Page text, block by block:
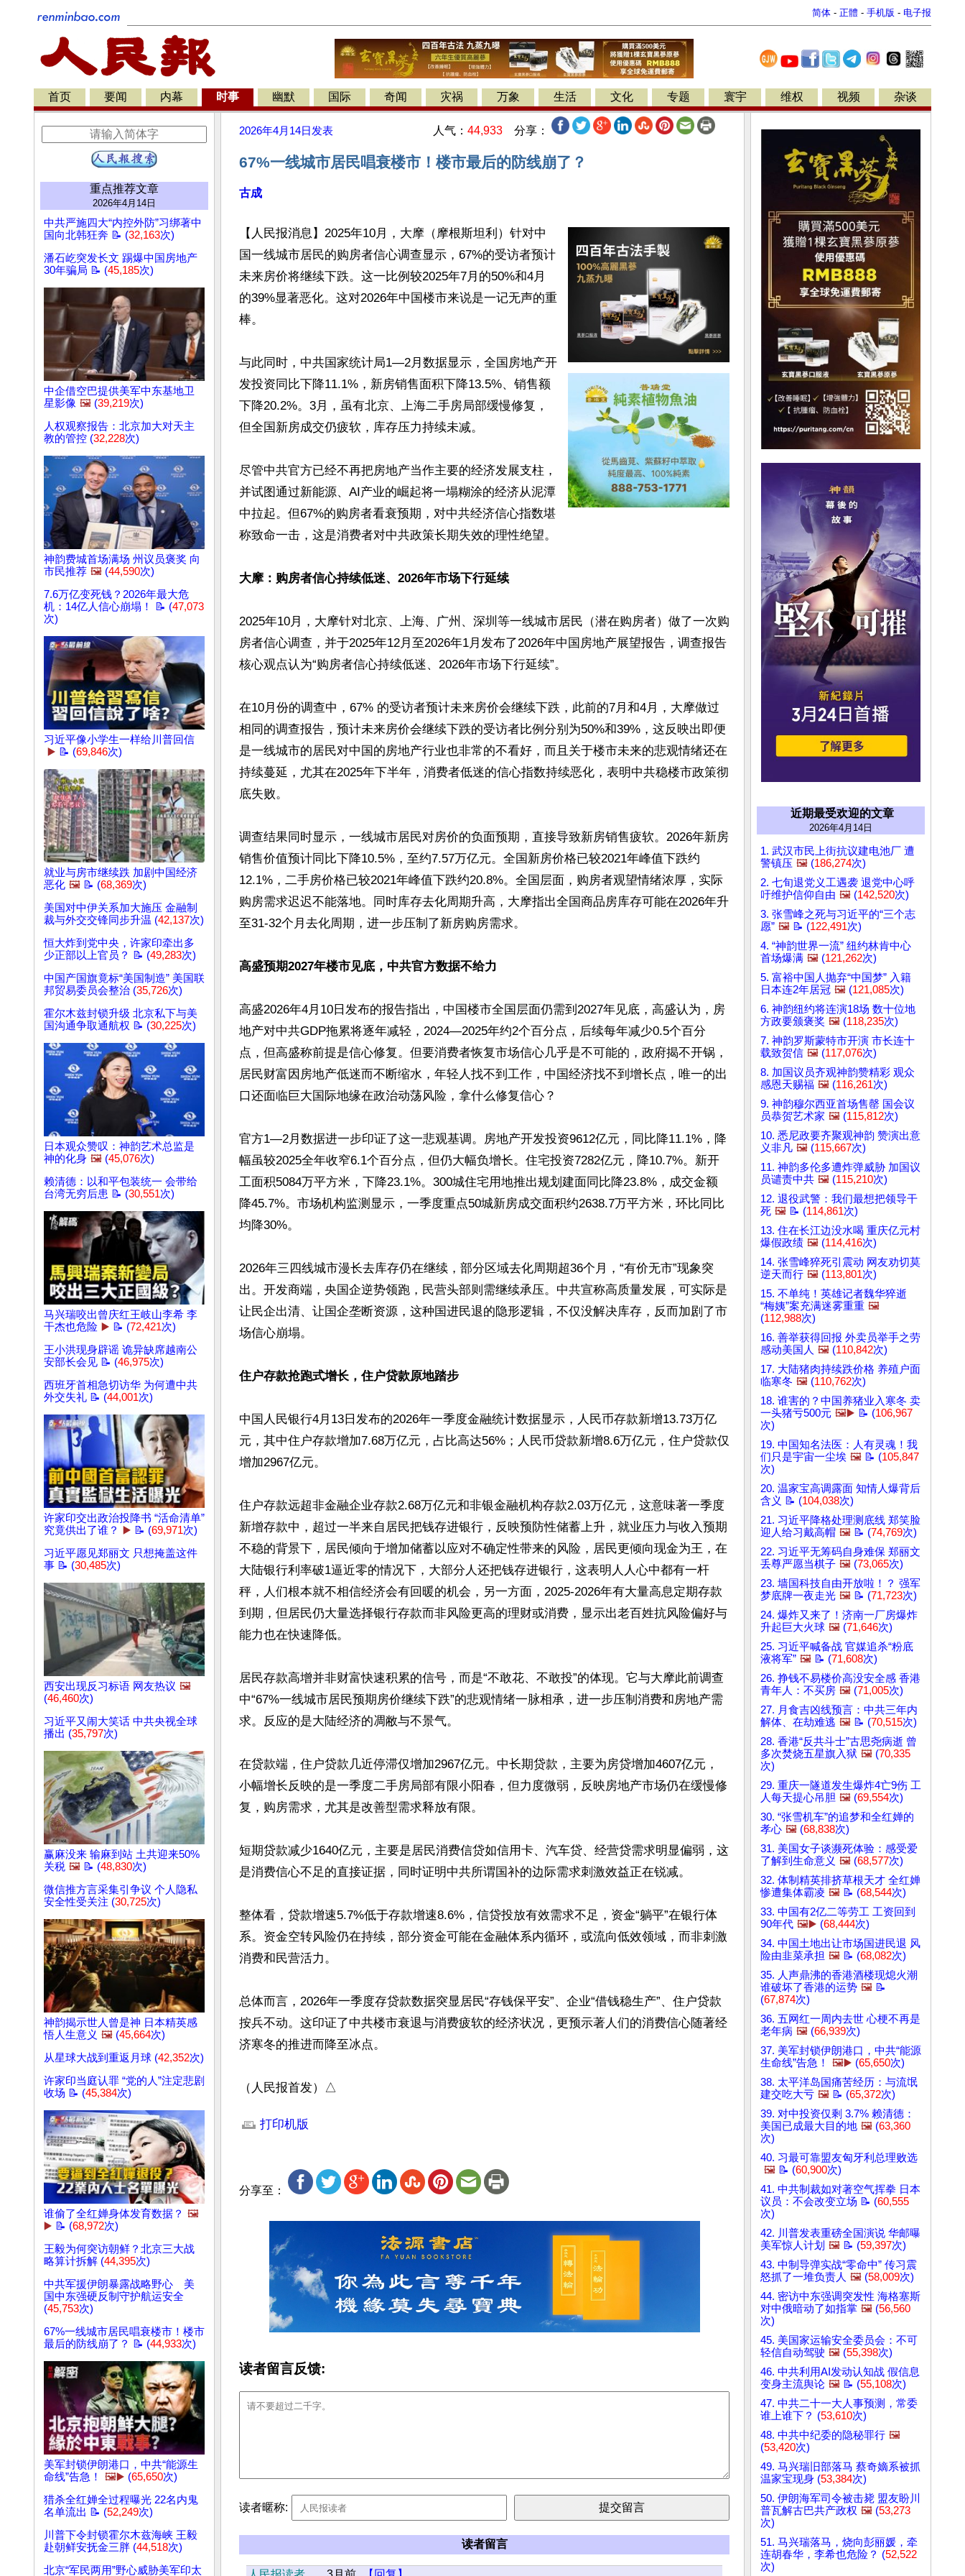
简体 - 正體 - 手机版 - 电子报
首页 要闻 内幕 时事 幽默 国际 奇闻 灾祸 万象 生活 文化 专题 寰宇 维权 视频 杂谈
重点推荐文章
2026年4月14日
中共严施四大“内控外防”习绑著中
国向北韩狂奔 📝 (32,163次)
潘石屹突发长文 踢爆中国房地产
30年骗局 📝 (45,185次)
中企借空巴提供美军中东基地卫
星影像 🖼️ (39,219次)
人权观察报告：北京加大对天主
教的管控 (32,228次)
神韵费城首场满场 州议员褒奖 向
市民推荐 🖼️ (44,590次)
7.6万亿变死钱？2026年最大危
机：14亿人信心崩塌！ 📝 (47,073
次)
习近平像小学生一样给川普回信
▶️ 📝 (69,846次)
就业与房市继续跌 加剧中国经济
恶化 🖼️ 📝 (68,369次)
美国对中伊关系加大施压 金融制
裁与外交交锋同步升温 (42,137次)
恒大炸到党中央，许家印牵出多
少正部以上官员？ 📝 (49,283次)
中国产国旗竟标“美国制造” 美国联
邦贸易委员会整治 (35,726次)
霍尔木兹封锁升级 北京私下与美
国沟通争取通航权 📝 (30,225次)
日本观众赞叹：神韵艺术总监是
神的化身 🖼️ (45,076次)
赖清德：以和平包装统一 会带给
台湾无穷后患 📝 (30,551次)
马兴瑞咬出曾庆红王岐山李希 李
干杰也危险 ▶️ 📝 (72,421次)
王小洪现身辟谣 诡异缺席越南公
安部长会见 📝 (46,975次)
西班牙首相急切访华 为何遭中共
外交失礼 📝 (44,001次)
许家印交出政治投降书 “活命清单”
究竟供出了谁？
▶️ 📝 (69,971次)
习近平愿见郑丽文 只想掩盖这件
事 📝 (30,485次)
西安出现反习标语 网友热议 🖼️
(46,460次)
习近平又闹大笑话 中共央视全球
播出 (35,797次)
赢麻没来 输麻到站 土共迎来50%
关税 🖼️ 📝 (48,830次)
微信推方言采集引争议 个人隐私
安全性受关注 (30,725次)
神韵揭示世人曾是神 日本精英感
悟人生意义 🖼️ (45,664次)
从星球大战到重返月球 (42,352次)
许家印当庭认罪 “党的人”注定悲剧
收场 📝 (45,384次)
谁偷了全红婵身体发育数据？ 🖼️
▶️ 📝 (68,972次)
王毅为何突访朝鲜？北京三大战
略算计拆解 (44,395次)
中共军援伊朗暴露战略野心 美
国中东强硬反制守护航运安全
(45,753次)
67%一线城市居民唱衰楼市！楼市
最后的防线崩了？ 📝 (44,933次)
美军封锁伊朗港口，中共“能源生
命线”告急！
🖼️▶️ (65,650次)
猎杀全红婵全过程曝光 22名内鬼
名单流出 📝 (52,249次)
川普下令封锁霍尔木兹海峡 王毅
赴朝鲜安抚金三胖 (44,518次)
北京“军民两用”野心威胁美军印太
2026年4月14日 发表 人气： 44,933 分享：
67%一线城市居民唱衰楼市！楼市最后的防线崩了？
古成
【人民报消息】2025年10月，大摩（摩根斯坦利）针对中
国一线城市居民的购房者信心调查显示，67%的受访者预计
未来房价将继续下跌。这一比例较2025年7月的50%和4月
的39%显著恶化。这对2026年中国楼市来说是一记无声的重
棒。
与此同时，中共国家统计局1—2月数据显示，全国房地产开
发投资同比下降11.1%，新房销售面积下降13.5%、销售额
下降20.2%。3月，虽有北京、上海二手房局部缓慢修复，
但全国新房成交仍疲软，库存压力持续未减。
尽管中共官方已经不再把房地产当作主要的经济发展支柱，
并试图通过新能源、AI产业的崛起将一塌糊涂的经济从泥潭
中拉起。但67%的购房者看衰预期，对中共经济信心指数堪
称致命一击，这是消费者对中共政策长期失效的理性绝望。
大摩：购房者信心持续低迷、2026年市场下行延续
2025年10月，大摩针对北京、上海、广州、深圳等一线城市居民（潜在购房者）做了一次购
房者信心调查，并于2025年12月至2026年1月发布了2026年中国房地产展望报告，调查报告
核心观点认为“购房者信心持续低迷、2026年市场下行延续”。
在10月份的调查中，67% 的受访者预计未来房价会继续下跌，此前的7月和4月，大摩做过
相同的调查报告，预计未来房价会继续下跌的受访者比例分别为50%和39%，这反映出即便
是一线城市的居民对中国的房地产行业也非常的不看好，而且关于楼市未来的悲观情绪还在
持续蔓延，尤其在2025年下半年，消费者低迷的信心指数持续恶化，表明中共稳楼市政策彻
底失败。
调查结果同时显示，一线城市居民对房价的负面预期，直接导致新房销售疲软。2026年新房
销售价值预计同比下降10.5%，至约7.57万亿元。全国新房价格已较2021年峰值下跌约
12.1%，二手房价格已较2021年峰值下跌约20.8%。全国层面，购房者观望情绪浓厚，实际
购房需求迟迟不能落地。同时库存去化周期升高，大摩指出全国商品房库存可能在2026年升
至31-32个月去化周期，进一步压制了新房购房需求。
高盛预期2027年楼市见底，中共官方数据不给力
高盛2026年4月10日发布的报告指出，中国楼市全国层面仍需到2027年见底，高盛认为，房
地产对中共GDP拖累将逐年减轻，2024—2025年约2个百分点，后续每年减少0.5个百分
点，但高盛称前提是信心修复。但要消费者恢复市场信心几乎是不可能的，政府揭不开锅，
居民财富因房地产低迷而不断缩水，年轻人找不到工作，中国经济找不到增长点，唯一的出
口还面临巨大国际地缘在政治动荡风险，拿什么修复信心？
官方1—2月数据进一步印证了这一悲观基调。房地产开发投资9612亿元，同比降11.1%，降
幅虽较2025全年收窄6.1个百分点，但仍大幅负增长。住宅投资7282亿元，降10.7%。新开
工面积5084万平方米，下降23.1%。300城住宅用地推出规划建面同比降23.8%，成交金额
降45.7%。市场机构监测显示，一季度重点50城新房成交面积约2638.7万平方米，环比同比
均降30%。
2026年三四线城市漫长去库存仍在继续，部分区域去化周期超36个月，“有价无市”现象突
出。开发商端，央国企逆势领跑，民营头部则需继续承压。中共宣称高质量发展，可实际是
让民企出清、让国企垄断资源，这种国进民退的隐形逻辑，不仅没解决库存，反而加剧了市
场信心崩塌。
住户存款抢跑式增长，住户贷款原地踏步
中国人民银行4月13日发布的2026年一季度金融统计数据显示，人民币存款新增13.73万亿
元，其中住户存款增加7.68万亿元，占比高达56%；人民币贷款新增8.6万亿元，住户贷款仅
增加2967亿元。
住户存款远超非金融企业存款2.68万亿元和非银金融机构存款2.03万亿元，这意味著一季度
新增存款中，超过一半来自居民把钱存进银行，反映预防性储蓄上升，就业压力与收入预期
不稳的背景下，居民倾向于增加储蓄以应对不确定性带来的风险，居民更倾向现金为王，在
大陆银行利率破1逼近零的情况下，大部分人还把钱存进银行，这表明人人心中都有一杆
秤，人们根本就不相信经济会有回暖的机会，另一方面，2025-2026年有大量高息定期存款
到期，但居民仍大量选择银行存款而非风险更高的理财或消费，显示出老百姓抗风险偏好与
能力也在快速降低。
居民存款高增并非财富快速积累的信号，而是“不敢花、不敢投”的体现。它与大摩此前调查
中“67%一线城市居民预期房价继续下跌”的悲观情绪一脉相承，进一步压制消费和房地产需
求。反应的是大陆经济的凋敝与不景气。
在贷款端，住户贷款几近停滞仅增加2967亿元。中长期贷款，主要为房贷增加4607亿元，
小幅增长反映的是一季度二手房局部有限小阳春，但力度微弱，反映房地产市场仍在缓慢修
复，购房需求，尤其是改善型需求释放有限。
短期贷款减少1640亿元，主要是居民消费信贷如信用卡、汽车贷、经营贷需求明显偏弱，这
是消费信心不足的直接证据，同时证明中共所谓国补的边际需求刺激效益正在锐减。
整体看，贷款增速5.7%低于存款增速8.6%，信贷投放有效需求不足，资金“躺平”在银行体
系。资金空转风险仍在持续，部分资金可能在金融体系内循环，或流向低效领域，而非刺激
消费和民营活力。
总体而言，2026年一季度存贷款数据突显居民“存钱保平安”、企业“借钱稳生产”、住户贷款
按兵不动。这印证了中共楼市衰退与消费疲软的经济状况，更预示著人们的消费信心随著经
济寒冬的推进而降至冰点。
（人民报首发）△
打印机版
分享至：
读者留言反馈:
读者暱称:
读者留言
近期最受欢迎的文章
2026年4月14日
1. 武汉市民上街抗议建电池厂 遭
警镇压 🖼️ (186,274次)
2. 七旬退党义工遇袭 退党中心呼
吁维护信仰自由 🖼️ (142,520次)
3. 张雪峰之死与习近平的“三个志
愿” 🖼️ 📝 (122,491次)
4. “神韵世界一流” 纽约林肯中心
首场爆满 🖼️ (121,262次)
5. 富裕中国人抛弃“中国梦” 入籍
日本连2年居冠 🖼️ (121,085次)
6. 神韵纽约将连演18场 数十位地
方政要颁褒奖 🖼️ (118,235次)
7. 神韵罗斯蒙特市开演 市长连十
载致贺信 🖼️ (117,076次)
8. 加国议员齐观神韵赞精彩 观众
感恩天赐福 🖼️ (116,261次)
9. 神韵穆尔西亚首场售罄 国会议
员恭贺艺术家 🖼️ (115,812次)
10. 悉尼政要齐聚观神韵 赞演出意
义非凡 🖼️ (115,667次)
11. 神韵多伦多遭炸弹威胁 加国议
员谴责中共 🖼️ (115,210次)
12. 退役武警：我们最想把领导干
死 🖼️ 📝 (114,861次)
13. 住在长江边没水喝 重庆亿元村
爆假政绩 🖼️ (114,416次)
14. 张雪峰猝死引震动 网友劝切莫
逆天而行 🖼️ (113,801次)
15. 不单纯！英雄记者魏华猝逝
“梅姨”案充满迷雾重重 🖼️
(112,988次)
16. 善举获得回报 外卖员举手之劳
感动美国人 🖼️ (110,842次)
17. 大陆猪肉持续跌价格 养殖户面
临寒冬 🖼️ (110,762次)
18. 谁害的？中国养猪业入寒冬 卖
一头猪亏500元 🖼️▶️ 📝 (106,967
次)
19. 中国知名法医：人有灵魂！我
们只是宇宙一尘埃 🖼️ 📝 (105,847
次)
20. 温家宝高调露面 知情人爆背后
含义 📝 (104,038次)
21. 习近平降格处理测底线 郑笑脸
迎人给习戴高帽 🖼️ 📝 (74,769次)
22. 习近平无筹码自身难保 郑丽文
丢尊严愿当棋子 🖼️ (73,065次)
23. 墙国科技自由开放啦！？ 强军
梦底牌一夜走光 🖼️ 📝 (71,723次)
24. 爆炸又来了！济南一厂房爆炸
升起巨大火球 🖼️ (71,646次)
25. 习近平喊备战 官媒追杀“粉底
液将军” 🖼️ 📝 (71,608次)
26. 挣钱不易楼价高没安全感 香港
青年人：不买房 🖼️ (71,005次)
27. 月食吉凶线预言：中共三年内
解体、在劫难逃 🖼️ 📝 (70,515次)
28. 香港“反共斗士”古思尧病逝 曾
多次焚烧五星旗入狱 🖼️ (70,335
次)
29. 重庆一隧道发生爆炸4亡9伤 工
人每天提心吊胆 🖼️ (69,554次)
30. “张雪机车”的追梦和全红婵的
孝心 🖼️ (68,838次)
31. 美国女子谈濒死体验：感受爱
了解到生命意义 🖼️ (68,577次)
32. 体制精英排挤草根天才 全红婵
惨遭集体霸凌 🖼️ 📝 (68,544次)
33. 中国有2亿二等劳工 工资回到
90年代 🖼️▶️ (68,444次)
34. 中国土地出让市场国进民退 风
险由韭菜承担 🖼️ 📝 (68,082次)
35. 人声鼎沸的香港酒楼现熄火潮
谁破坏了香港的运势 🖼️ 📝
(67,874次)
36. 五网红一周内去世 心梗不再是
老年病 🖼️ (66,939次)
37. 美军封锁伊朗港口，中共“能源
生命线”告急！
🖼️▶️ (65,650次)
38. 太平洋岛国痛苦经历：与流氓
建交吃大亏 🖼️ 📝 (65,372次)
39. 对中投资仅剩 3.7% 赖清德：
美国已成最大目的地 🖼️ (63,360
次)
40. 习最可靠盟友匈牙利总理败选
🖼️ 📝 (60,900次)
41. 中共制裁如对著空气挥拳 日本
议员：不会改变立场 📝 (60,555
次)
42. 川普发表重磅全国演说 华邮曝
美军惊人计划 🖼️ 📝 (59,397次)
43. 中制导弹实战“零命中” 传习震
怒抓了一堆负责人 🖼️ (58,009次)
44. 密访中东强调突发性 海格塞斯
对中俄暗动了如指掌 🖼️ (56,560
次)
45. 美国家运输安全委员会：不可
轻信自动驾驶 🖼️ (55,398次)
46. 中共利用AI发动认知战 假信息
变身主流舆论 🖼️ 📝 (55,108次)
47. 中共二十一大人事预测，常委
谁上谁下？ (53,610次)
48. 中共中纪委的隐秘罪行 🖼️
(53,420次)
49. 马兴瑞旧部落马 蔡奇嫡系被抓
温家宝现身 (53,384次)
50. 伊朗海军司令被击毙 盟友盼川
普瓦解古巴共产政权 🖼️ (53,273
次)
51. 马兴瑞落马，烧向彭丽媛，牵
连胡春华，李希也危险？ (52,522
次)